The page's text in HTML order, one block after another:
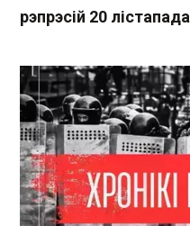
рэпрэсій 20 лістапада